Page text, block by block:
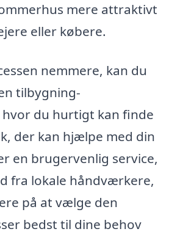
mere attraktivt
eller købere.
nemmere, kan du
tilbygning-
du hurtigt kan finde
der kan hjælpe med din
en brugervenlig service,
fra lokale håndværkere,
på at vælge den
bedst til dine behov